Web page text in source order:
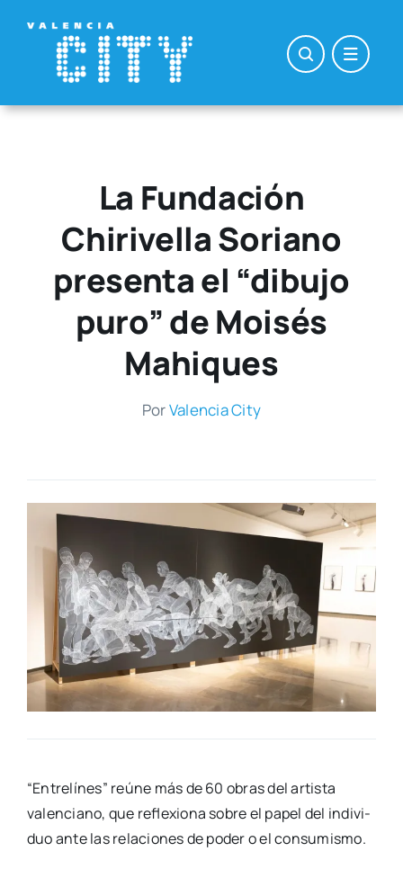
contenido
La Fundación
Chirivella Soriano
presenta el “dibujo
puro” de Moisés
Mahiques
PorValen­cia City
“Entre­lí­nes” reú­ne más de 60 obras del artis­ta
valen­ciano, que refle­xio­na sobre el papel del indi­vi­
duo ante las rela­cio­nes de poder o el con­su­mis­mo.